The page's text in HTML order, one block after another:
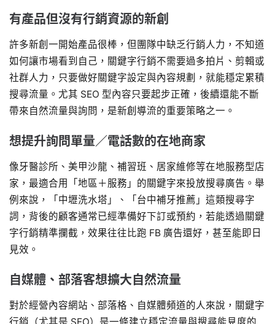
有產品但沒有行銷資源的新創
許多新創一開始產品很棒，但團隊中缺乏行銷人力，不知道
如何讓市場看到自己，關鍵字行銷不需要過多拍片、剪輯或
社群人力，只要做好關鍵字設定與內容規劃，就能穩定累積
搜尋流量。尤其 SEO 型內容只要起步正確，後續還能不斷
帶來自然流量與詢問，是新創導流的重要策略之一。
想提升詢問單量／電話數的在地商家
像牙醫診所、美甲沙龍、補習班、居家維修等在地服務型店
家，最適合用「地區＋服務」的關鍵字來投放搜尋廣告。舉
例來說，「中壢洗水塔」、「台中補牙推薦」這類搜尋字
詞，背後的顧客通常已經準備好下訂或預約，若能透過關鍵
字行銷精準攔截，效果往往比跑 FB 廣告還好，甚至能即日
見效。
自媒體、部落客想擴大自然流量
對於經營內容網站、部落格、自媒體頻道的人來說，關鍵字